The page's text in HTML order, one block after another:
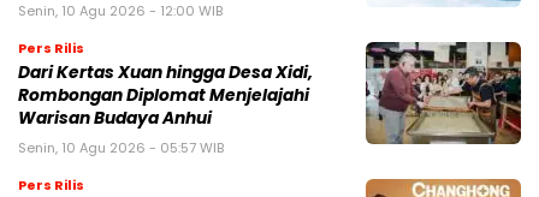
Senin, 10 Agu 2026 - 12:00 WIB
Pers Rilis
Dari Kertas Xuan hingga Desa Xidi,
Rombongan Diplomat Menjelajahi
Warisan Budaya Anhui
Senin, 10 Agu 2026 - 05:57 WIB
Pers Rilis